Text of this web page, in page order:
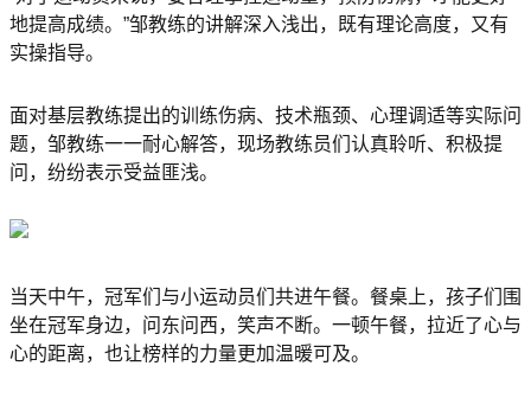
地提高成绩。”邹教练的讲解深入浅出，既有理论高度，又有
实操指导。
面对基层教练提出的训练伤病、技术瓶颈、心理调适等实际问
题，邹教练一一耐心解答，现场教练员们认真聆听、积极提
问，纷纷表示受益匪浅。
当天中午，冠军们与小运动员们共进午餐。餐桌上，孩子们围
坐在冠军身边，问东问西，笑声不断。一顿午餐，拉近了心与
心的距离，也让榜样的力量更加温暖可及。